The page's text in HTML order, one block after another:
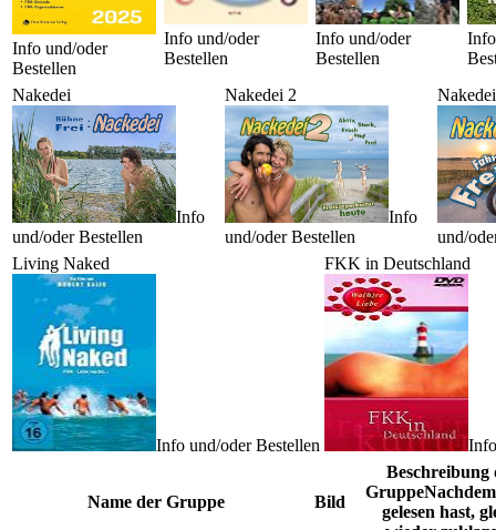
Info und/oder
Bestellen
Info und/oder
Bestellen
Info und/oder
Bestellen
Nakedei
Info
und/oder Bestellen
Nakedei 2
Info
und/oder Bestellen
und/
Living Naked
Info und/oder Bestellen
FKK in Deutschland
Name der Gruppe Bild
Beschreibung
Gruppe
gelesen hast,